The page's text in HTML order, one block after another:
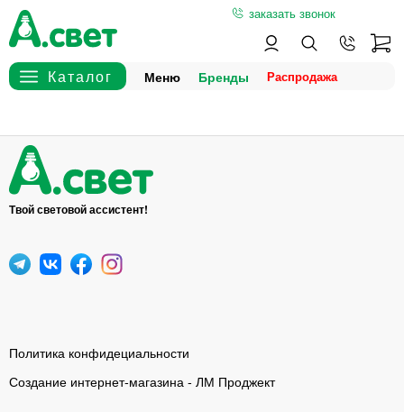
заказать звонок
Меню Бренды
Твой световой ассистент!
Политика конфидециальности
Создание интернет-магазина - ЛМ Проджект